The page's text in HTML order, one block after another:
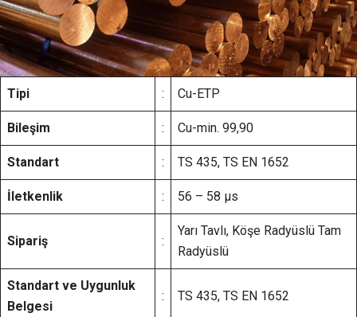
Tipi : Cu-ETP
Bileşim : Cu-min. 99,90
Standart : TS 435, TS EN 1652
İletkenlik : 56 – 58 µs
Sipariş :
Yarı Tavlı, Köşe Radyüslü Tam
Radyüslü
Standart ve Uygunluk
Belgesi
: TS 435, TS EN 1652